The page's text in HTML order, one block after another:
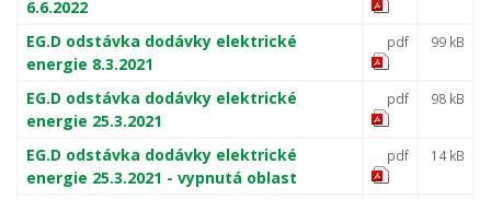
6.6.2022
EG.D odstávka dodávky elektrické
energie 8.3.2021
pdf 99 kB
EG.D odstávka dodávky elektrické
energie 25.3.2021
pdf 98 kB
EG.D odstávka dodávky elektrické
energie 25.3.2021 - vypnutá oblast
pdf 14 kB